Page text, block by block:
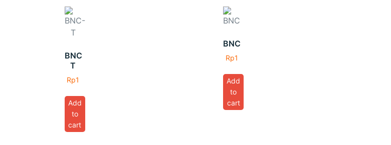
BNC
T
Rp1
Add
to
cart
BNC
Rp1
Add
to
cart